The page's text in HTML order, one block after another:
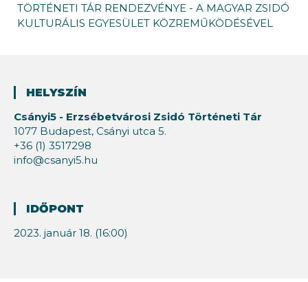
TÖRTÉNETI TÁR RENDEZVÉNYE - A MAGYAR ZSIDÓ
KULTURÁLIS EGYESÜLET KÖZREMŰKÖDÉSÉVEL
HELYSZÍN
Csányi5 - Erzsébetvárosi Zsidó Történeti Tár
1077 Budapest, Csányi utca 5.
+36 (1) 3517298
info@csanyi5.hu
IDŐPONT
2023. január 18. (16:00)